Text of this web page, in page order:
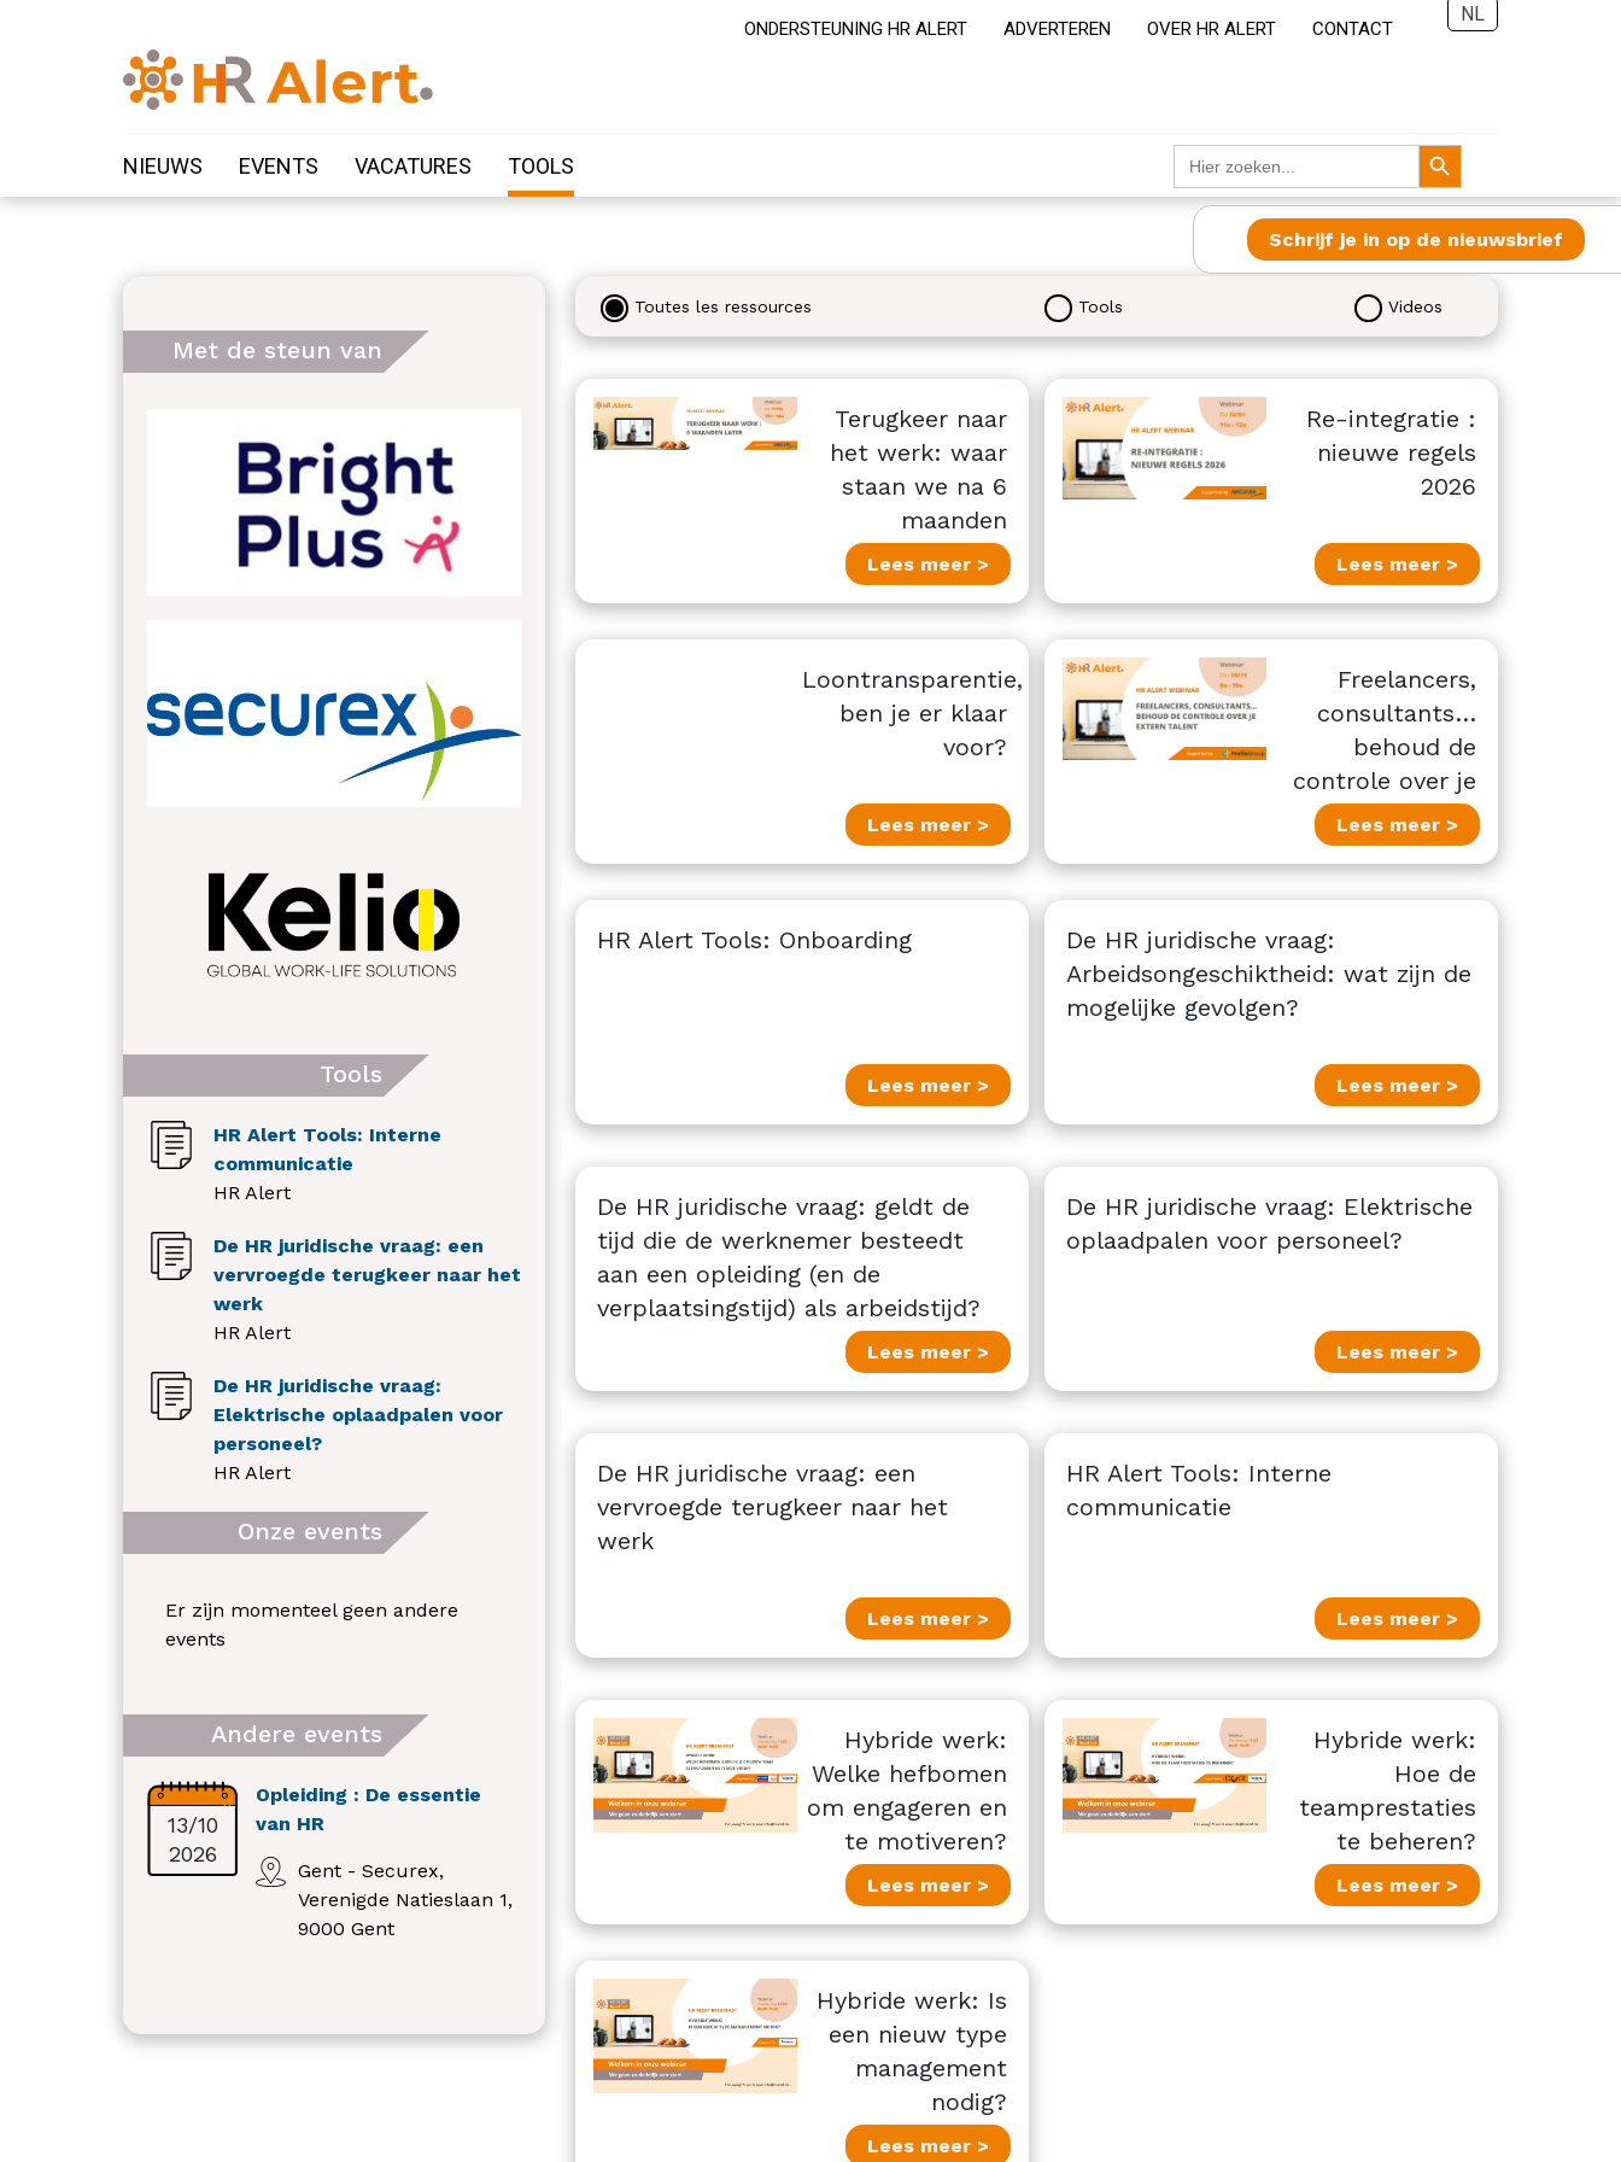
ONDERSTEUNING HR ALERT ADVERTEREN OVER HR ALERT CONTACT
NL
NIEUWS EVENTS VACATURES TOOLS
Zoek
naar:
Zoekknop
Met de steun van
Tools
HR Alert Tools: Interne
communicatie
HR Alert
De HR juridische vraag: een
vervroegde terugkeer naar het
werk
HR Alert
De HR juridische vraag:
Elektrische oplaadpalen voor
personeel?
HR Alert
Onze events
Er zijn momenteel geen andere
events
Andere events
13/10
2026
Opleiding : De essentie
van HR
Gent - Securex,
Verenigde Natieslaan 1,
9000 Gent
Schrijf je in op de nieuwsbrief
Toutes les ressources Tools Videos
Terugkeer naar
het werk: waar
staan we na 6
maanden
Lees meer >
Re-integratie :
nieuwe regels
2026
Lees meer >
Loontransparentie,
ben je er klaar
voor?
Lees meer >
Freelancers,
consultants…
behoud de
controle over je
extern talent
Lees meer >
HR Alert Tools: Onboarding
Lees meer >
De HR juridische vraag:
Arbeidsongeschiktheid: wat zijn de
mogelijke gevolgen?
Lees meer >
De HR juridische vraag: geldt de
tijd die de werknemer besteedt
aan een opleiding (en de
verplaatsingstijd) als arbeidstijd?
Lees meer >
De HR juridische vraag: Elektrische
oplaadpalen voor personeel?
Lees meer >
De HR juridische vraag: een
vervroegde terugkeer naar het
werk
Lees meer >
HR Alert Tools: Interne
communicatie
Lees meer >
Hybride werk:
Welke hefbomen
om engageren en
te motiveren?
Lees meer >
Hybride werk:
Hoe de
teamprestaties
te beheren?
Lees meer >
Hybride werk: Is
een nieuw type
management
nodig?
Lees meer >